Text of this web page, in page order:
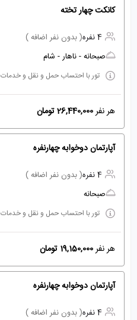
کانکت چهار تخته
4 نفره
( بدون نفر اضافه )
صبحانه - ناهار - شام
تور با احتساب حمل و نقل و خدمات
هر نفر26,440,000 تومان
آپارتمان دوخوابه چهارنفره
4 نفره
( بدون نفر اضافه )
صبحانه
تور با احتساب حمل و نقل و خدمات
هر نفر19,150,000 تومان
آپارتمان دوخوابه چهارنفره
4 نفره
( بدون نفر اضافه )